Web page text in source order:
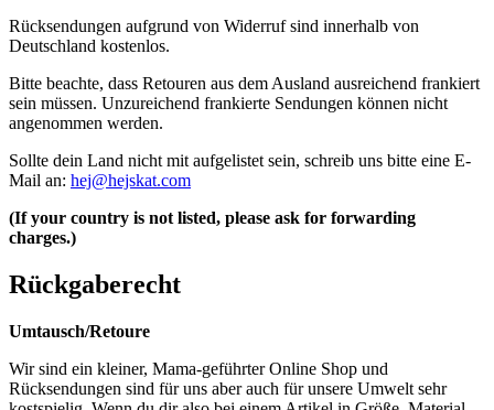
Rücksendungen aufgrund von Widerruf sind innerhalb von
Deutschland kostenlos.
Bitte beachte, dass Retouren aus dem Ausland ausreichend frankiert
sein müssen. Unzureichend frankierte Sendungen können nicht
angenommen werden.
Sollte dein Land nicht mit aufgelistet sein, schreib uns bitte eine E-
Mail an: hej@hejskat.com
(If your country is not listed, please ask for forwarding
charges.)
Rückgaberecht
Umtausch/Retoure
Wir sind ein kleiner, Mama-geführter Online Shop und
Rücksendungen sind für uns aber auch für unsere Umwelt sehr